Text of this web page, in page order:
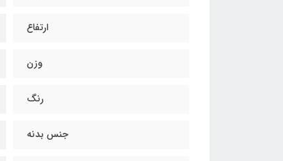
ارتفاع
وزن
رنگ
جنس بدنه